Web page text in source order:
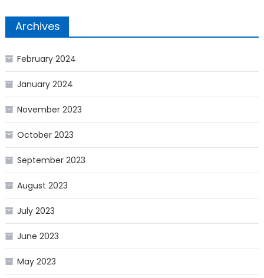
Archives
February 2024
January 2024
November 2023
October 2023
September 2023
August 2023
July 2023
June 2023
May 2023